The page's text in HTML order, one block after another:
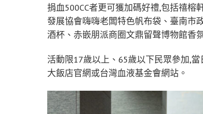
捐血500CC者更可獲加碼好禮,包括禧
發展協會嗨嗨老闆特色帆布袋、臺南市
酒杯、赤嵌朋派商圈文鼎留聲博物館香
活動限17歲以上、65歲以下民眾參加,
大飯店官網或台灣血液基金會網站。